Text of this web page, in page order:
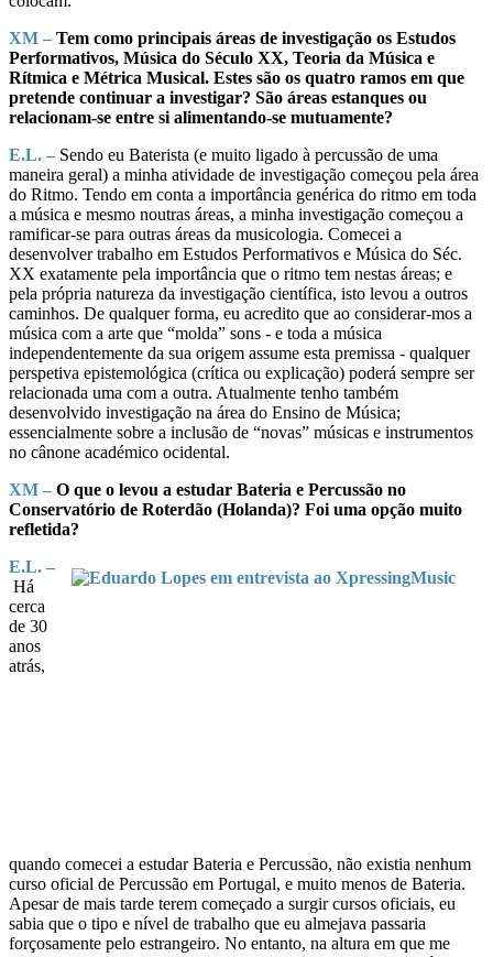
XM – Tem como principais áreas de investigação os Estudos
Performativos, Música do Século XX, Teoria da Música e
Rítmica e Métrica Musical. Estes são os quatro ramos em que
pretende continuar a investigar? São áreas estanques ou
relacionam-se entre si alimentando-se mutuamente?
E.L. – Sendo eu Baterista (e muito ligado à percussão de uma
maneira geral) a minha atividade de investigação começou pela área
do Ritmo. Tendo em conta a importância genérica do ritmo em toda
a música e mesmo noutras áreas, a minha investigação começou a
ramificar-se para outras áreas da musicologia. Comecei a
desenvolver trabalho em Estudos Performativos e Música do Séc.
XX exatamente pela importância que o ritmo tem nestas áreas; e
pela própria natureza da investigação científica, isto levou a outros
caminhos. De qualquer forma, eu acredito que ao considerar-mos a
música com a arte que “molda” sons - e toda a música
independentemente da sua origem assume esta premissa - qualquer
perspetiva epistemológica (crítica ou explicação) poderá sempre ser
relacionada uma com a outra. Atualmente tenho também
desenvolvido investigação na área do Ensino de Música;
essencialmente sobre a inclusão de “novas” músicas e instrumentos
no cânone académico ocidental.
XM – O que o levou a estudar Bateria e Percussão no
Conservatório de Roterdão (Holanda)? Foi uma opção muito
refletida?
E.L. –
Há
cerca
de 30
anos
atrás,
quando comecei a estudar Bateria e Percussão, não existia nenhum
curso oficial de Percussão em Portugal, e muito menos de Bateria.
Apesar de mais tarde terem começado a surgir cursos oficiais, eu
sabia que o tipo e nível de trabalho que eu almejava passaria
forçosamente pelo estrangeiro. No entanto, na altura em que me